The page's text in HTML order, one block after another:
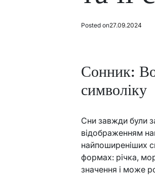
Posted on27.09.2024
Сонник:
символіку
Сни завжди були
відображенням
найпоширеніших
формах: річка,
значення і може